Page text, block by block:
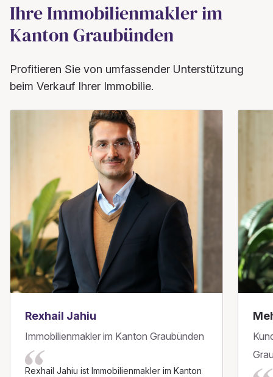
Ihre Immobilienmakler im
Kanton Graubünden
Profitieren Sie von umfassender Unterstützung
beim Verkauf Ihrer Immobilie.
Rexhail Jahiu
Immobilienmakler im Kanton Graubünden
Rexhail Jahiu ist Immobilienmakler im Kanton